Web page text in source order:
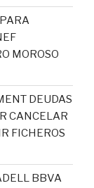
MOROSO
DEUDAS
CANCELAR
FICHEROS
BBVA